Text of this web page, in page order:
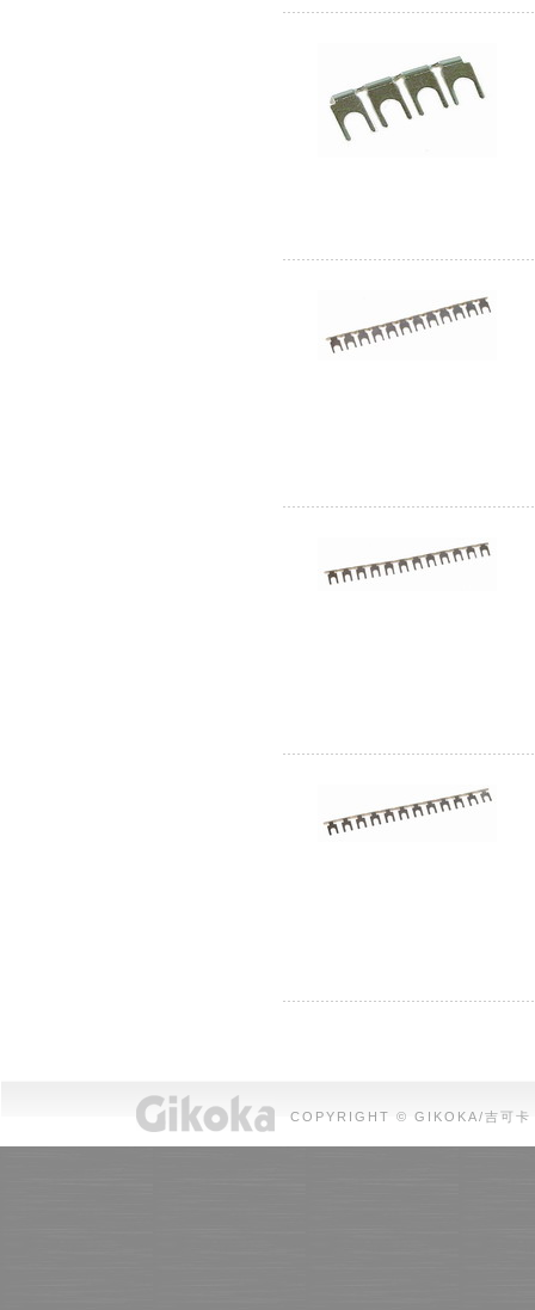
COPYRIGHT © GIKOKA/吉可